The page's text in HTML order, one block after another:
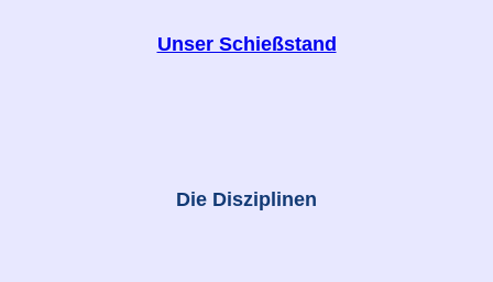
Unser Schießstand
Die Disziplinen